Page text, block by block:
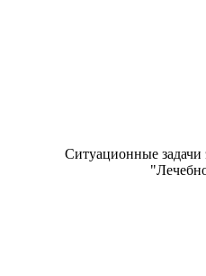
Ситуационные задачи